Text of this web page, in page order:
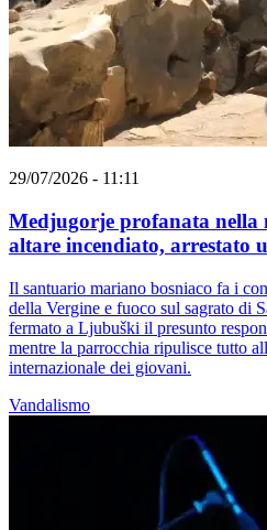
29/07/2026 - 11:11
Medjugorje profanata nella
altare incendiato, arrestato
Il santuario mariano bosniaco fa i
della Vergine e fuoco sul sagrato di
fermato a Ljubuški il presunto
mentre la parrocchia ripulisce tutto
internazionale dei giovani.
Vandalismo